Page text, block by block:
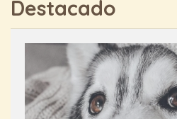
Destacado